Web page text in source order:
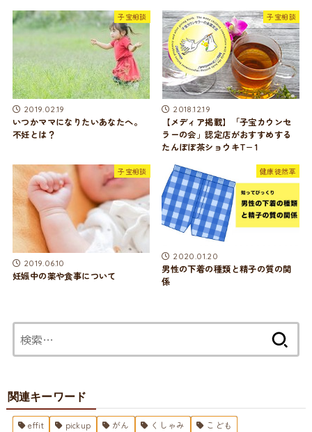
子宝相談
2019.02.19
いつかママになりたいあなたへ。
不妊とは？
子宝相談
2018.12.19
【メディア掲載】「子宝カウンセ
ラーの会」認定店がおすすめする
たんぽぽ茶ショウキT−1
子宝相談
2019.06.10
妊娠中の薬や食事について
健康徒然草
2020.01.20
男性の下着の種類と精子の質の関
係
索:
関連キーワード
effit pickup がん くしゃみ こども